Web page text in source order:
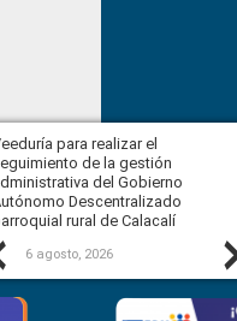
Previous
para realizar el
de la gestión
del Gobierno
Descentralizado
rural de Calacalí
6 agosto, 2026